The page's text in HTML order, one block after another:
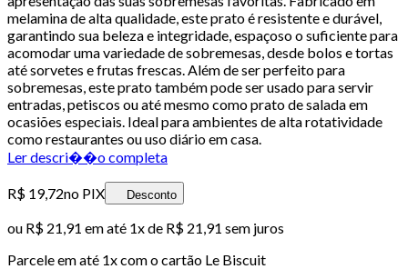
melamina de alta qualidade, este prato é resistente e durável,
garantindo sua beleza e integridade, espaçoso o suficiente para
acomodar uma variedade de sobremesas, desde bolos e tortas
até sorvetes e frutas frescas. Além de ser perfeito para
sobremesas, este prato também pode ser usado para servir
entradas, petiscos ou até mesmo como prato de salada em
ocasiões especiais. Ideal para ambientes de alta rotatividade
como restaurantes ou uso diário em casa.
Ler descri��o completa
R$ 19,72no PIX Desconto
ou R$ 21,91 em até 1x de R$ 21,91 sem juros
Parcele em até 1x com o cartão Le Biscuit